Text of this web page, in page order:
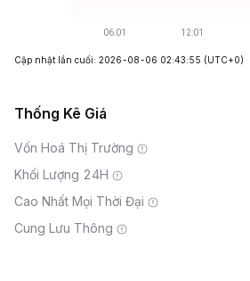
Cập nhật lần cuối: 2026-08-06 02:43:55 (UTC+0)
Thống Kê Giá
Vốn Hoá Thị Trường
Khối Lượng 24H
Cao Nhất Mọi Thời Đại
Cung Lưu Thông